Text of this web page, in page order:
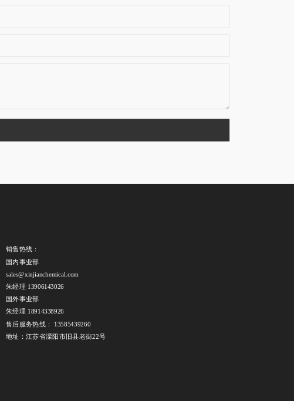
销售热线：
国内事业部
sales@xinjianchemical.com
朱经理 13906143026
国外事业部
朱经理 18914338926
售后服务热线： 13585439260
地址：江苏省溧阳市旧县老街22号